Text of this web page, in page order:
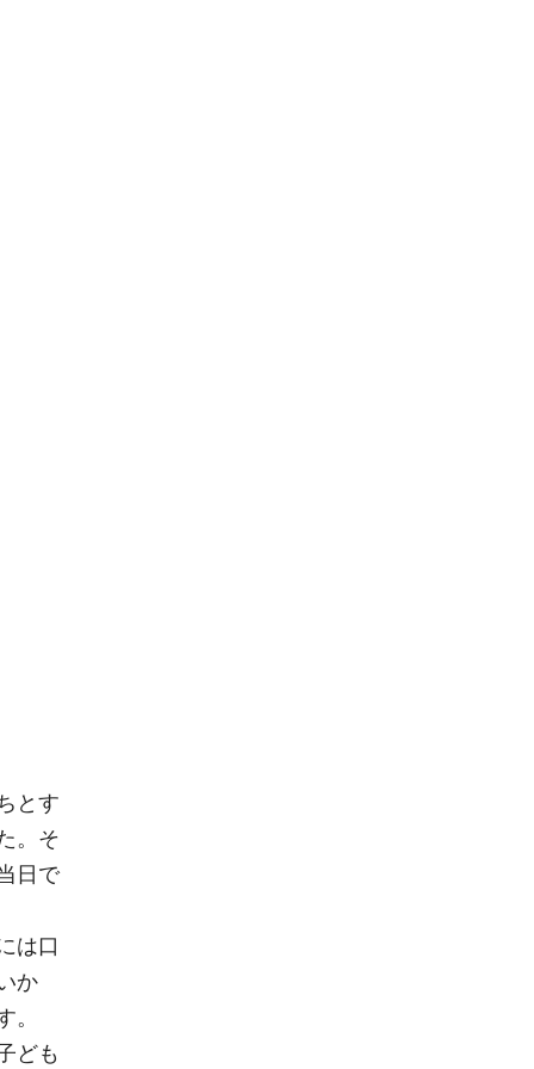
とす
。そ
日で
は口
か
ども